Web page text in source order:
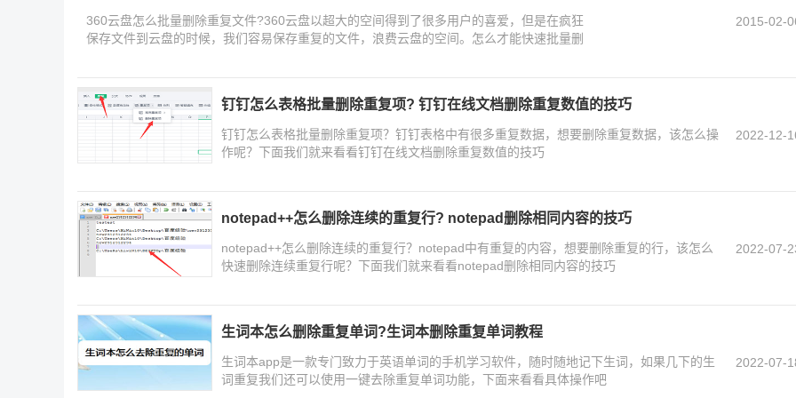
360云盘怎么批量删除重复文件?360云盘以超大的空间得到了很多用户的喜爱，但是在疯狂
保存文件到云盘的时候，我们容易保存重复的文件，浪费云盘的空间。怎么才能快速批量删
2015-02-
钉钉怎么表格批量删除重复项? 钉钉在线文档删除重复数值的技巧
钉钉怎么表格批量删除重复项？钉钉表格中有很多重复数据，想要删除重复数据，该怎么操
作呢？下面我们就来看看钉钉在线文档删除重复数值的技巧
2022-12-
notepad++怎么删除连续的重复行? notepad删除相同内容的技巧
notepad++怎么删除连续的重复行？notepad中有重复的内容，想要删除重复的行，该怎么
快速删除连续重复行呢？下面我们就来看看notepad删除相同内容的技巧
2022-07-
生词本怎么删除重复单词?生词本删除重复单词教程
生词本app是一款专门致力于英语单词的手机学习软件，随时随地记下生词，如果几下的生
词重复我们还可以使用一键去除重复单词功能，下面来看看具体操作吧
2022-07-